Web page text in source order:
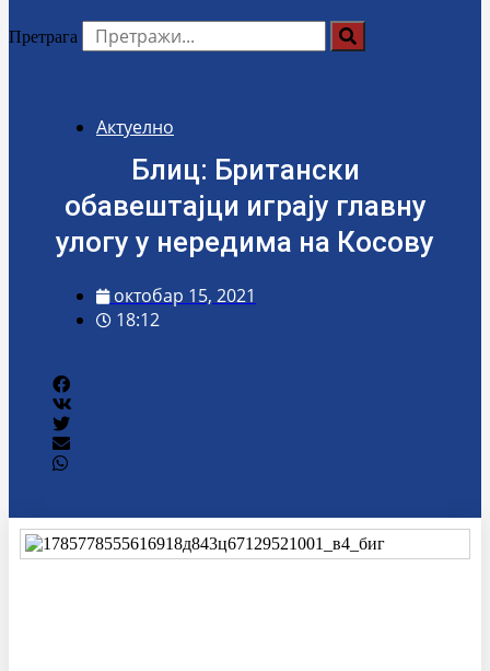
Претрага
Актуелно
Блиц: Британски
обавештајци играју главну
улогу у нередима на Косову
октобар 15, 2021
18:12